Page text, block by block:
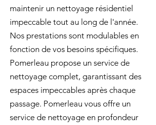
maintenir un nettoyage résidentiel
impeccable tout au long de l'année.
Nos prestations sont modulables en
fonction de vos besoins spécifiques.
Pomerleau propose un service de
nettoyage complet, garantissant des
espaces impeccables après chaque
passage. Pomerleau vous offre un
service de nettoyage en profondeur